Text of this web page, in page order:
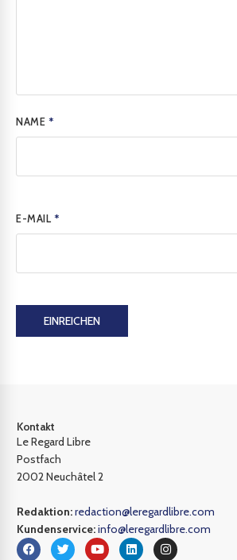
NAME *
E-MAIL *
EINREICHEN
Kontakt
Le Regard Libre
Postfach
2002 Neuchâtel 2
Redaktion:redaction@leregardlibre.com
Kundenservice:info@leregardlibre.com